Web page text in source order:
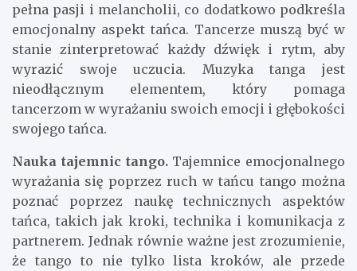
pełna pasji i melancholii, co dodatkowo podkreśla
emocjonalny aspekt tańca. Tancerze muszą być w
stanie zinterpretować każdy dźwięk i rytm, aby
wyrazić swoje uczucia. Muzyka tanga jest
nieodłącznym elementem, który pomaga
tancerzom w wyrażaniu swoich emocji i głębokości
swojego tańca.
Nauka tajemnic tango. Tajemnice emocjonalnego
wyrażania się poprzez ruch w tańcu tango można
poznać poprzez naukę technicznych aspektów
tańca, takich jak kroki, technika i komunikacja z
partnerem. Jednak równie ważne jest zrozumienie,
że tango to nie tylko lista kroków, ale przede